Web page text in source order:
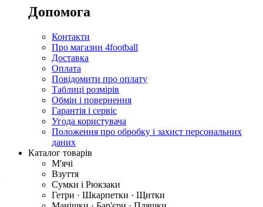
Допомога
Контакти
Про магазин 4football
Доставка
Оплата
Повідомити про оплату
Таблиці розмірів
Обмін і повернення
Гарантія і сервіс
Угода користувача
Положення про обробку і захист персональних
даних
Каталог товарів
М'ячі
Взуття
Сумки і Рюкзаки
Гетри · Шкарпетки · Щитки